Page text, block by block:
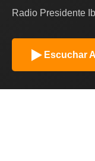
Radio Presidente
Escuchar